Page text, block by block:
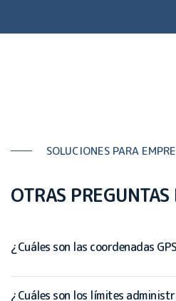
SOLUCIONES PARA
OTRAS
¿Cuáles son las coordenadas
¿Cuáles son los límites